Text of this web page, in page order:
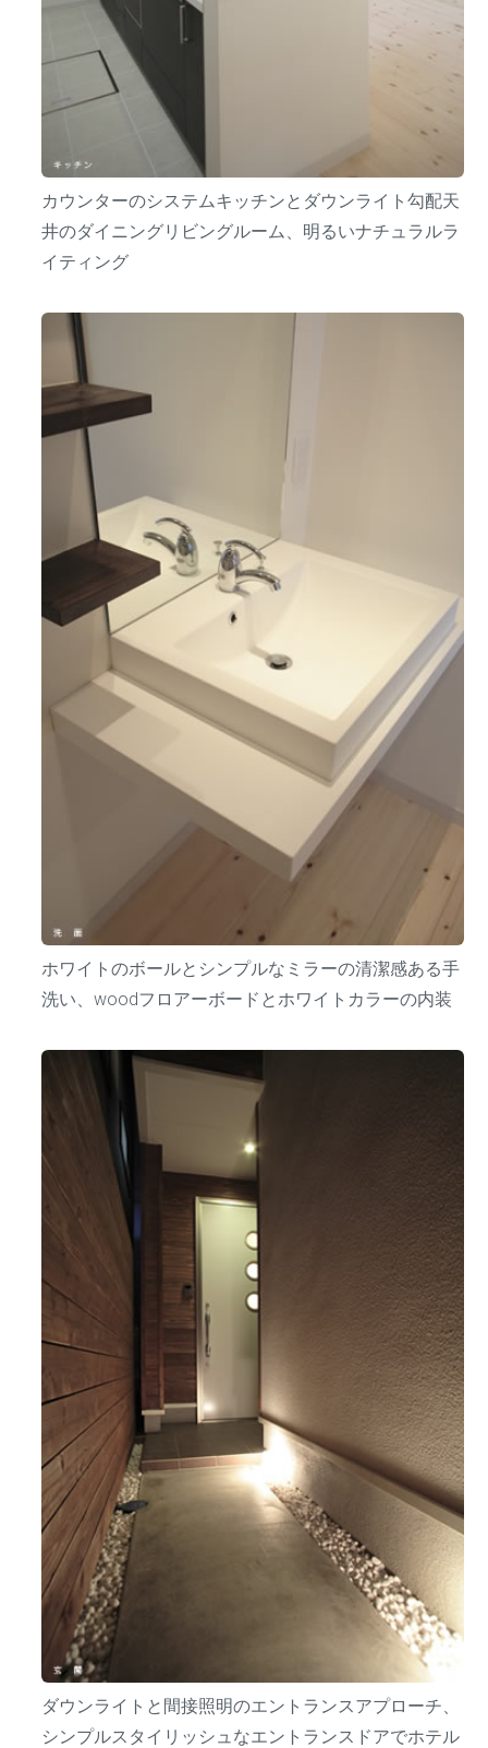
カウンターのシステムキッチンとダウンライト勾配天
井のダイニングリビングルーム、明るいナチュラルラ
イティング
ホワイトのボールとシンプルなミラーの清潔感ある手
洗い、woodフロアーボードとホワイトカラーの内装
ダウンライトと間接照明のエントランスアプローチ、
シンプルスタイリッシュなエントランスドアでホテル